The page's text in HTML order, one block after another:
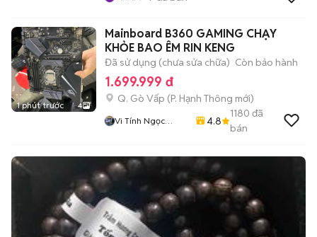
1 phút trước 4
Mainboard B360 GAMING CHẠY
KHỎE BAO ÊM RIN KENG
Đã sử dụng (chưa sửa chữa) Còn bảo hành
1.699.999 đ
Q. Gò Vấp (P. Hạnh Thông mới)
Vi Tính Ngọc
4.8
1180 đã
bán